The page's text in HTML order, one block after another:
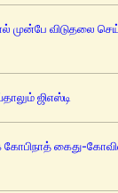
முன்பே விடுதலை
ஜிஎஸ்டி
கோபிநாத் கைது-